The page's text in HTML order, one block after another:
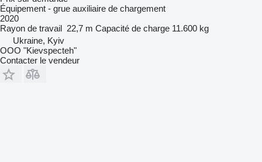
Équipement - grue auxiliaire de chargement
2020
Rayon de travail 22,7 m Capacité de charge 11.600 kg
Ukraine, Kyiv
OOO "Kievspecteh"
Contacter le vendeur